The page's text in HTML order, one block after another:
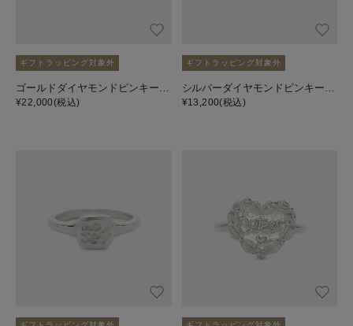
ギフトラッピング対象外
ゴールドダイヤモンドピンキーリング（0.03ct）
¥22,000(税込)
ギフトラッピング対象外
シルバーダイヤモンドピンキーリング
¥13,200(税込)